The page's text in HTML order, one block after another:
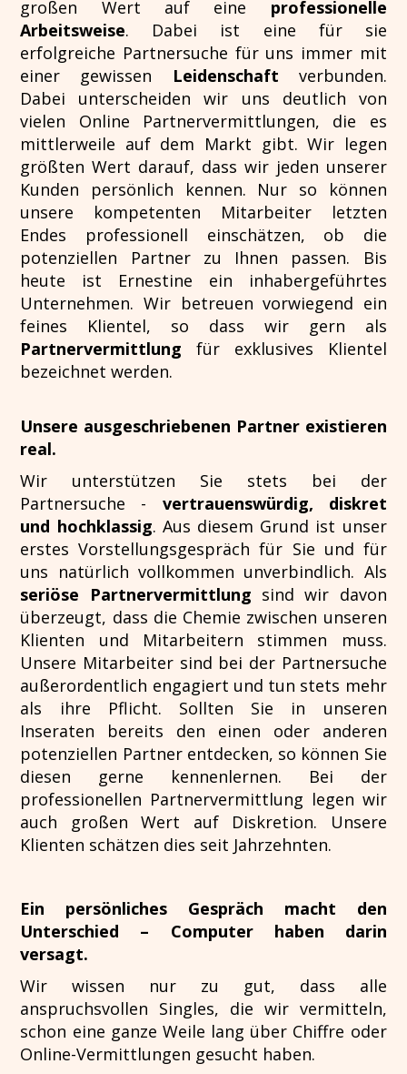
großen Wert auf eine professionelle
Arbeitsweise. Dabei ist eine für sie
erfolgreiche Partnersuche für uns immer mit
einer gewissen
Leidenschaft verbunden.
Dabei unterscheiden wir uns deutlich von
vielen Online Partnervermittlungen, die es
mittlerweile auf dem Markt gibt. Wir legen
größten Wert darauf, dass wir jeden unserer
Kunden persönlich kennen. Nur so können
unsere kompetenten Mitarbeiter letzten
Endes professionell einschätzen, ob die
potenziellen Partner zu Ihnen passen. Bis
heute ist Ernestine ein inhabergeführtes
Unternehmen. Wir betreuen vorwiegend ein
feines Klientel, so dass wir gern als
Partnervermittlung für exklusives Klientel
bezeichnet werden.
Unsere ausgeschriebenen Partner existieren
real.
Wir unterstützen Sie stets bei der
Partnersuche - vertrauenswürdig, diskret
und hochklassig. Aus diesem Grund ist unser
erstes Vorstellungsgespräch für Sie und für
uns natürlich vollkommen unverbindlich. Als
seriöse Partnervermittlung sind wir davon
überzeugt, dass die Chemie zwischen unseren
Klienten und Mitarbeitern stimmen muss.
Unsere Mitarbeiter sind bei der Partnersuche
außerordentlich engagiert und tun stets mehr
als ihre Pflicht. Sollten Sie in unseren
Inseraten bereits den einen oder anderen
potenziellen Partner entdecken, so können Sie
diesen gerne kennenlernen. Bei der
professionellen Partnervermittlung legen wir
auch großen Wert auf Diskretion. Unsere
Klienten schätzen dies seit Jahrzehnten.
Ein persönliches Gespräch macht den
Unterschied – Computer haben darin
versagt.
Wir wissen nur zu gut, dass alle
anspruchsvollen Singles, die wir vermitteln,
schon eine ganze Weile lang über Chiffre oder
Online-Vermittlungen gesucht haben.